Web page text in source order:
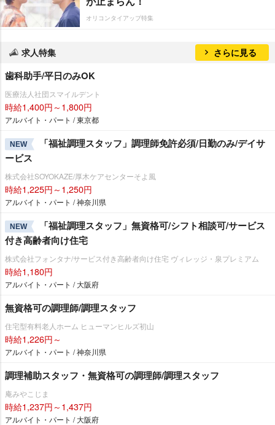
オリコンタイアップ特集
求人特集 さらに見る
歯科助手/平日のみOK
医療法人社団スマイルデント
時給1,400円～1,800円
アルバイト・パート / 東京都
NEW
「福祉調理スタッフ」調理師免許必須/日勤のみ/デイサ
ービス
株式会社SOYOKAZE/厚木ケアセンターそよ風
時給1,225円～1,250円
アルバイト・パート / 神奈川県
NEW
「福祉調理スタッフ」無資格可/シフト相談可/サービス
付き高齢者向け住宅
株式会社フォンタナ/サービス付き高齢者向け住宅 ヴィレッジ・泉プレミアム
時給1,180円
アルバイト・パート / 大阪府
無資格可の調理師/調理スタッフ
住宅型有料老人ホーム ヒューマンヒルズ初山
時給1,226円～
アルバイト・パート / 神奈川県
調理補助スタッフ・無資格可の調理師/調理スタッフ
庵みやこじま
時給1,237円～1,437円
アルバイト・パート / 大阪府